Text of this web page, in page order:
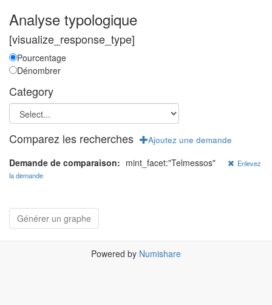
Analyse typologique
[visualize_response_type]
Pourcentage
Dénombrer
Category
Comparez les recherches Ajoutez une demande
Demande de comparaison: mint_facet:"Telmessos"
Enlevez
la demande
Powered by Numishare